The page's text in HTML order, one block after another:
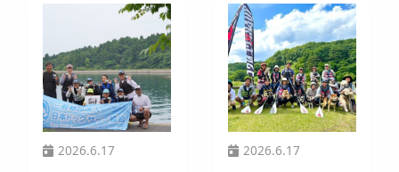
2026.6.17 2026.6.17